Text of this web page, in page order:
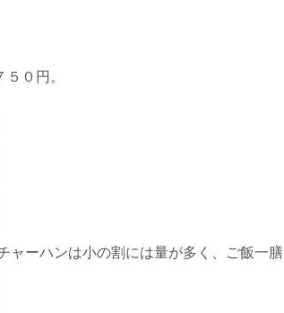
０円。
ャーハンは小の割には量が多く、ご飯一膳